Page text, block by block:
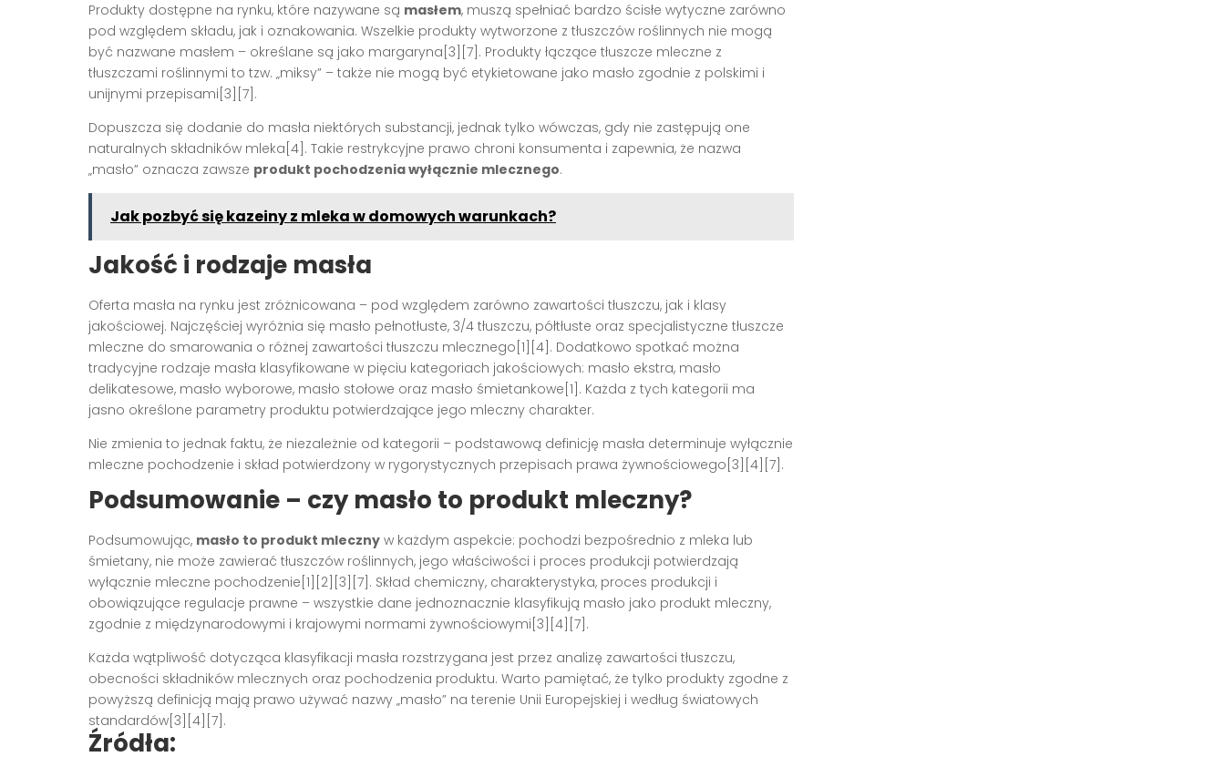
Produkty dostępne na rynku, które nazywane są masłem, muszą spełniać bardzo ścisłe wytyczne zarówno
pod względem składu, jak i oznakowania. Wszelkie produkty wytworzone z tłuszczów roślinnych nie mogą
być nazwane masłem – określane są jako margaryna[3][7]. Produkty łączące tłuszcze mleczne z
tłuszczami roślinnymi to tzw. „miksy” – także nie mogą być etykietowane jako masło zgodnie z polskimi i
unijnymi przepisami[3][7].
Dopuszcza się dodanie do masła niektórych substancji, jednak tylko wówczas, gdy nie zastępują one
naturalnych składników mleka[4]. Takie restrykcyjne prawo chroni konsumenta i zapewnia, że nazwa
„masło” oznacza zawsze produkt pochodzenia wyłącznie mlecznego.
Jak pozbyć się kazeiny z mleka w domowych warunkach?
Jakość i rodzaje masła
Oferta masła na rynku jest zróżnicowana – pod względem zarówno zawartości tłuszczu, jak i klasy
jakościowej. Najczęściej wyróżnia się masło pełnotłuste, 3/4 tłuszczu, półtłuste oraz specjalistyczne tłuszcze
mleczne do smarowania o różnej zawartości tłuszczu mlecznego[1][4]. Dodatkowo spotkać można
tradycyjne rodzaje masła klasyfikowane w pięciu kategoriach jakościowych: masło ekstra, masło
delikatesowe, masło wyborowe, masło stołowe oraz masło śmietankowe[1]. Każda z tych kategorii ma
jasno określone parametry produktu potwierdzające jego mleczny charakter.
Nie zmienia to jednak faktu, że niezależnie od kategorii – podstawową definicję masła determinuje wyłącznie
mleczne pochodzenie i skład potwierdzony w rygorystycznych przepisach prawa żywnościowego[3][4][7].
Podsumowanie – czy masło to produkt mleczny?
Podsumowując, masło to produkt mleczny w każdym aspekcie: pochodzi bezpośrednio z mleka lub
śmietany, nie może zawierać tłuszczów roślinnych, jego właściwości i proces produkcji potwierdzają
wyłącznie mleczne pochodzenie[1][2][3][7]. Skład chemiczny, charakterystyka, proces produkcji i
obowiązujące regulacje prawne – wszystkie dane jednoznacznie klasyfikują masło jako produkt mleczny,
zgodnie z międzynarodowymi i krajowymi normami żywnościowymi[3][4][7].
Każda wątpliwość dotycząca klasyfikacji masła rozstrzygana jest przez analizę zawartości tłuszczu,
obecności składników mlecznych oraz pochodzenia produktu. Warto pamiętać, że tylko produkty zgodne z
powyższą definicją mają prawo używać nazwy „masło” na terenie Unii Europejskiej i według światowych
standardów[3][4][7].
Źródła: